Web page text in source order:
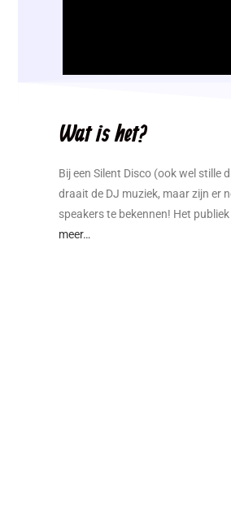
Wat is het?
Bij een Silent Disco (ook wel stille
draait de DJ muziek, maar zijn er
speakers te bekennen! Het
meer…